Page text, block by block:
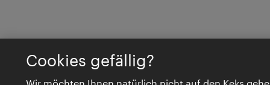
Cookies gefällig?